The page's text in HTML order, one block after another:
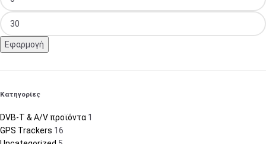
Εφαρμογή
Κατηγορίες
DVB-T & A/V προϊόντα 1
GPS Trackers 16